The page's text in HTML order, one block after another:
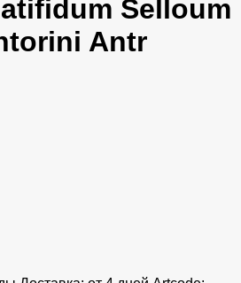
Selloum
Antr